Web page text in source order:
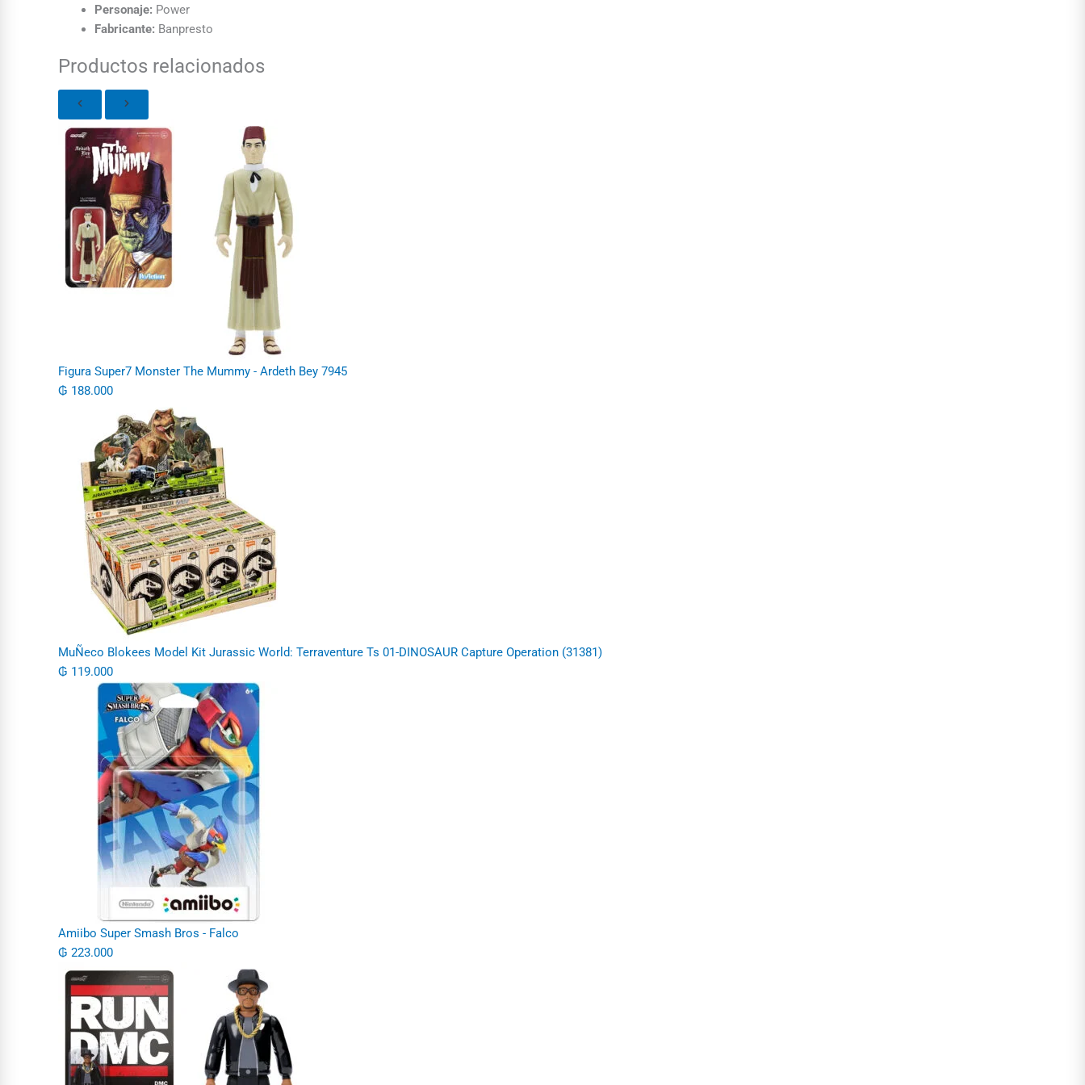
Personaje: Power
Fabricante: Banpresto
Productos relacionados
Figura Super7 Monster The Mummy - Ardeth Bey 7945
₲ 188.000
MuÑeco Blokees Model Kit Jurassic World: Terraventure Ts 01-DINOSAUR Capture Operation (31381)
₲ 119.000
Amiibo Super Smash Bros - Falco
₲ 223.000